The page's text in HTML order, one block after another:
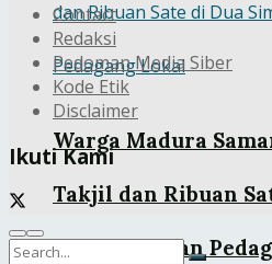
Warga Madura
Takjil dan Ribuan
Kota, Libatkan
Contact
Redaksi
Pedoman Media Siber
Kode Etik
Disclaimer
Ikuti Kami